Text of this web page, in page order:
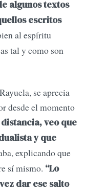
algunos textos
escritos
al espíritu
tal y como son
se aprecia
desde el momento
distancia, veo que
y que
explicando que
sí mismo. “Lo
dar ese salto